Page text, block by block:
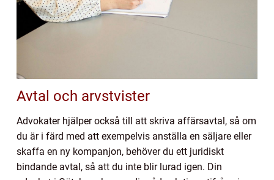
Avtal och arvstvister
Advokater hjälper också till att skriva affärsavtal, så om
du är i färd med att exempelvis anställa en säljare eller
skaffa en ny kompanjon, behöver du ett juridiskt
bindande avtal, så att du inte blir lurad igen. Din